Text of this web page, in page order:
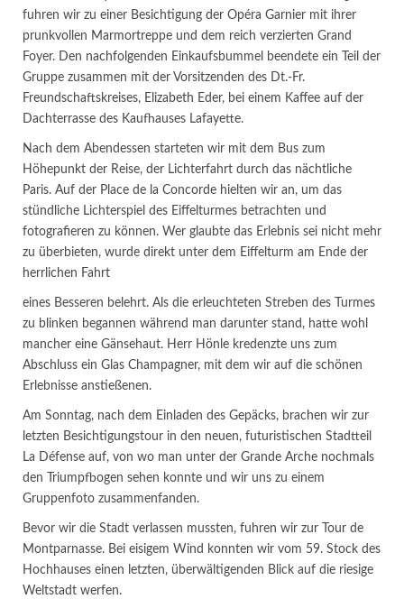
fuhren wir zu einer Besichtigung der Opéra Garnier mit ihrer
prunkvollen Marmortreppe und dem reich verzierten Grand
Foyer. Den nachfolgenden Einkaufsbummel beendete ein Teil der
Gruppe zusammen mit der Vorsitzenden des Dt.-Fr.
Freundschaftskreises, Elizabeth Eder, bei einem Kaffee auf der
Dachterrasse des Kaufhauses Lafayette.
Nach dem Abendessen starteten wir mit dem Bus zum
Höhepunkt der Reise, der Lichterfahrt durch das nächtliche
Paris. Auf der Place de la Concorde hielten wir an, um das
stündliche Lichterspiel des Eiffelturmes betrachten und
fotografieren zu können. Wer glaubte das Erlebnis sei nicht mehr
zu überbieten, wurde direkt unter dem Eiffelturm am Ende der
herrlichen Fahrt
eines Besseren belehrt. Als die erleuchteten Streben des Turmes
zu blinken begannen während man darunter stand, hatte wohl
mancher eine Gänsehaut. Herr Hönle kredenzte uns zum
Abschluss ein Glas Champagner, mit dem wir auf die schönen
Erlebnisse anstießenen.
Am Sonntag, nach dem Einladen des Gepäcks, brachen wir zur
letzten Besichtigungstour in den neuen, futuristischen Stadtteil
La Défense auf, von wo man unter der Grande Arche nochmals
den Triumpfbogen sehen konnte und wir uns zu einem
Gruppenfoto zusammenfanden.
Bevor wir die Stadt verlassen mussten, fuhren wir zur Tour de
Montparnasse. Bei eisigem Wind konnten wir vom 59. Stock des
Hochhauses einen letzten, überwältigenden Blick auf die riesige
Weltstadt werfen.